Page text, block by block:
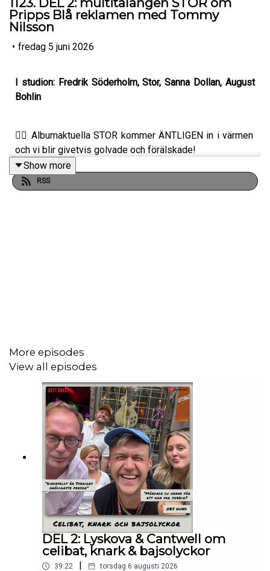
Pripps Blå reklamen med Tommy
Nilsson
• fredag 5 juni 2026
I studion: Fredrik Söderholm, Stor, Sanna Dollan, August
Bohlin
❤️‍🔥 Albumaktuella STOR kommer ÄNTLIGEN in i värmen
och vi blir givetvis golvade och förälskade!
👶 Sanna gick ett år på samma skola som Stor och minns
en man med rättspatos i tidig ålder!
🍷 Vi kör också ett QUIZ och gräver i Joakim Lundells
TAKTkänsla och om dom uteblivna känslorna kring
Petters vinresa!
🎶 Lyssna på nya albumet ”Grindarna Till Ithaka”
Show more
RSS
More episodes
View all episodes
DEL 2: Lyskova & Cantwell om
celibat, knark & bajsolyckor
39:22 torsdag 6 augusti 2026